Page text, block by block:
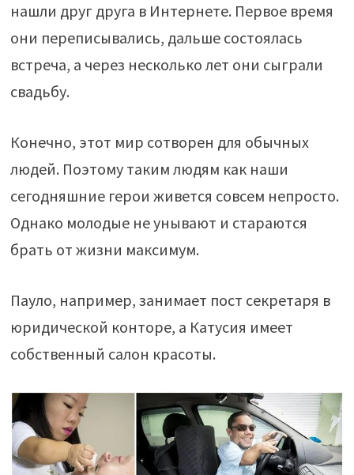
нашли друг друга в Интернете. Первое время
они переписывались, дальше состоялась
встреча, а через несколько лет они сыграли
свадьбу.
Конечно, этот мир сотворен для обычных
людей. Поэтому таким людям как наши
сегодняшние герои живется совсем непросто.
Однако молодые не унывают и стараются
брать от жизни максимум.
Пауло, например, занимает пост секретаря в
юридической конторе, а Катусия имеет
собственный салон красоты.